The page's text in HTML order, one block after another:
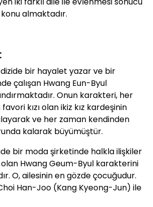
almaktadır.
dizide bir hayalet yazar ve bir
çalışan Hwang Eun-Byul
Onun karakteri, her
kızı olan ikiz kız kardeşinin
ve her zaman kendinden
kalarak büyümüştür.
bir moda şirketinde halkla ilişkiler
Hwang Geum-Byul karakterini
O, ailesinin en gözde çocuğudur.
Han-Joo (Kang Kyeong-Jun) ile